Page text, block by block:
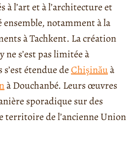
à l’art et à l’architecture et
notamment à la
à Tachkent. La création
ne s’est pas limitée à
étendue deChişinăuà
à Douchanbé. Leurs œuvres
sporadique sur des
territoire de l’ancienne Union